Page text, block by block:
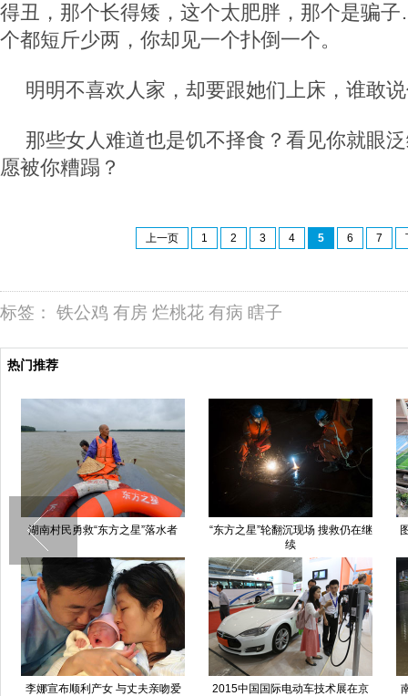
得丑，那个长得矮，这个太肥胖，那个是骗
个都短斤少两，你却见一个扑倒一个。
明明不喜欢人家，却要跟她们上床，谁敢
那些女人难道也是饥不择食？看见你就眼
愿被你糟蹋？
上一页 1 2 3 4 5 6 7
标签： 铁公鸡 有房 烂桃花 有病 瞎子
热门推荐
南村民勇救“东方之星”落水者
“东方之星”轮翻沉现场 搜救仍在继
图片精
宣布顺利产女 与丈夫亲吻爱
2015中国国际电动车技术展在京
南方遭